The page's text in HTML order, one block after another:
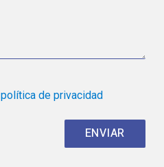
política de privacidad